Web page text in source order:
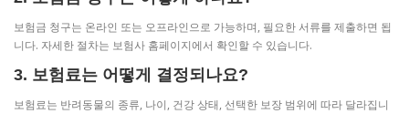
보험금 청구는 온라인 또는 오프라인으로 가능하며, 필요한 서류를 제출하면 됩
니다. 자세한 절차는 보험사 홈페이지에서 확인할 수 있습니다.
3. 보험료는 어떻게 결정되나요?
보험료는 반려동물의 종류, 나이, 건강 상태, 선택한 보장 범위에 따라 달라집니